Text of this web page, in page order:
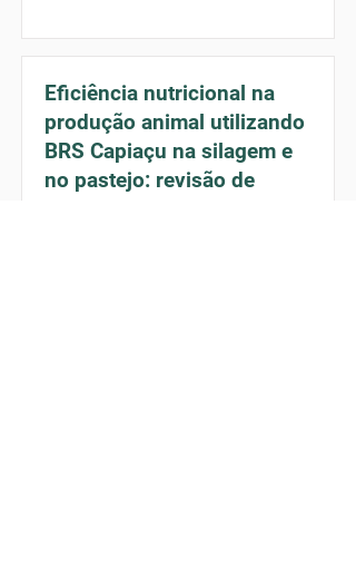
Eficiência nutricional na
produção animal utilizando
BRS Capiaçu na silagem e
no pastejo: revisão de